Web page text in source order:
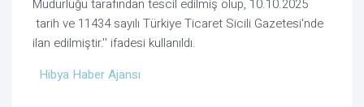
Müdürlüğü tarafından tescil edilmiş olup, 10.10.2025
tarih ve 11434 sayılı Türkiye Ticaret Sicili Gazetesi'nde
ilan edilmiştir.'' ifadesi kullanıldı.
Hibya Haber Ajansı